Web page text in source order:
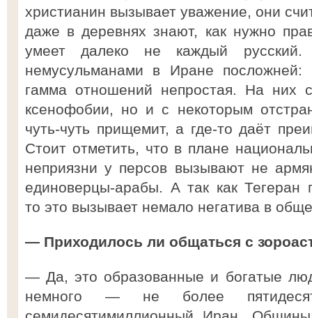
христианин вызывает уважение, они
даже в деревнях знают, как нужно
умеет далеко не каждый
немусульманами в Иране посложней:
гамма отношений непростая. На них
ксенофобии, но и с некоторым
чуть-чуть прищемит, а где-то даёт
Стоит отметить, что в плане
неприязни у персов вызывают не
единоверцы-арабы. А так как Тегеран
то это вызывает немало негатива в
— Приходилось ли общаться с
— Да, это образованные и богатые
немного — не более